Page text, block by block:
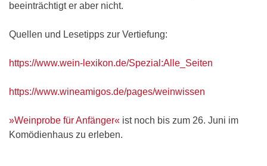
beeinträchtigt er aber nicht.
Quellen und Lesetipps zur Vertiefung:
https://www.wein-lexikon.de/Spezial:Alle_Seiten
https://www.wineamigos.de/pages/weinwissen
»Weinprobe für Anfänger« ist noch bis zum 26. Juni im
Komödienhaus zu erleben.